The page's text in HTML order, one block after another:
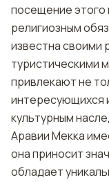
посещение этого
религиозным
известна своими
туристическими
привлекают не
интересующихся
культурным
Аравии Мекка
она приносит
обладает